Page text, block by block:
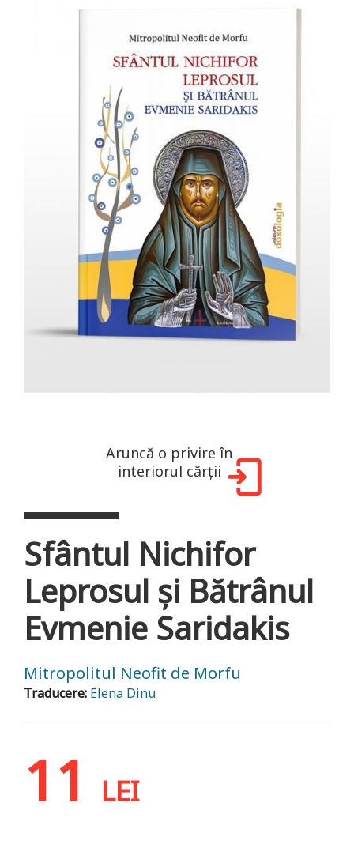
Aruncă o privire în
interiorul cărții
Sfântul Nichifor
Leprosul și Bătrânul
Evmenie Saridakis
Mitropolitul Neofit de Morfu
Traducere: Elena Dinu
11 LEI